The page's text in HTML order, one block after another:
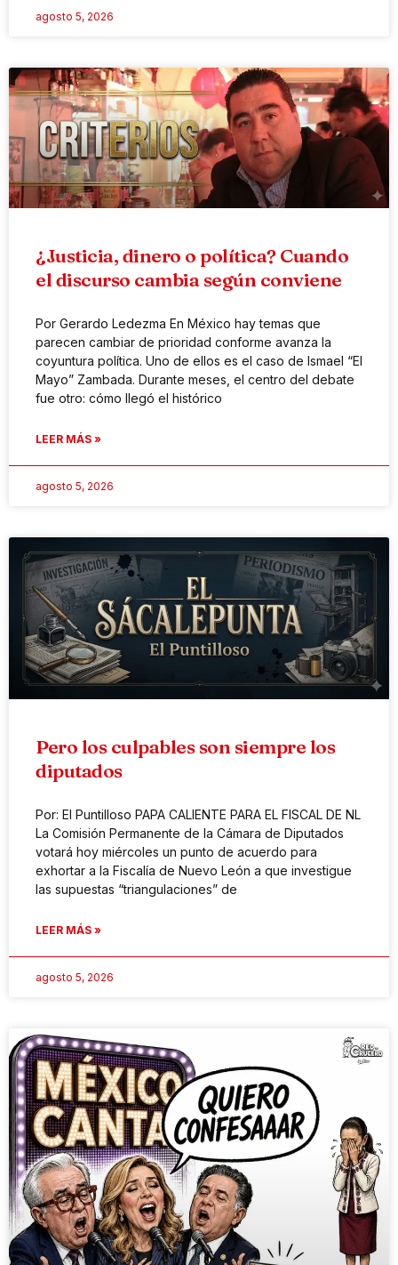
agosto 5, 2026
¿Justicia, dinero o política? Cuando
el discurso cambia según conviene
Por Gerardo Ledezma En México hay temas que
parecen cambiar de prioridad conforme avanza la
coyuntura política. Uno de ellos es el caso de Ismael “El
Mayo” Zambada. Durante meses, el centro del debate
fue otro: cómo llegó el histórico
LEER MÁS »
agosto 5, 2026
Pero los culpables son siempre los
diputados
Por: El Puntilloso PAPA CALIENTE PARA EL FISCAL DE NL
La Comisión Permanente de la Cámara de Diputados
votará hoy miércoles un punto de acuerdo para
exhortar a la Fiscalía de Nuevo León a que investigue
las supuestas “triangulaciones” de
LEER MÁS »
agosto 5, 2026